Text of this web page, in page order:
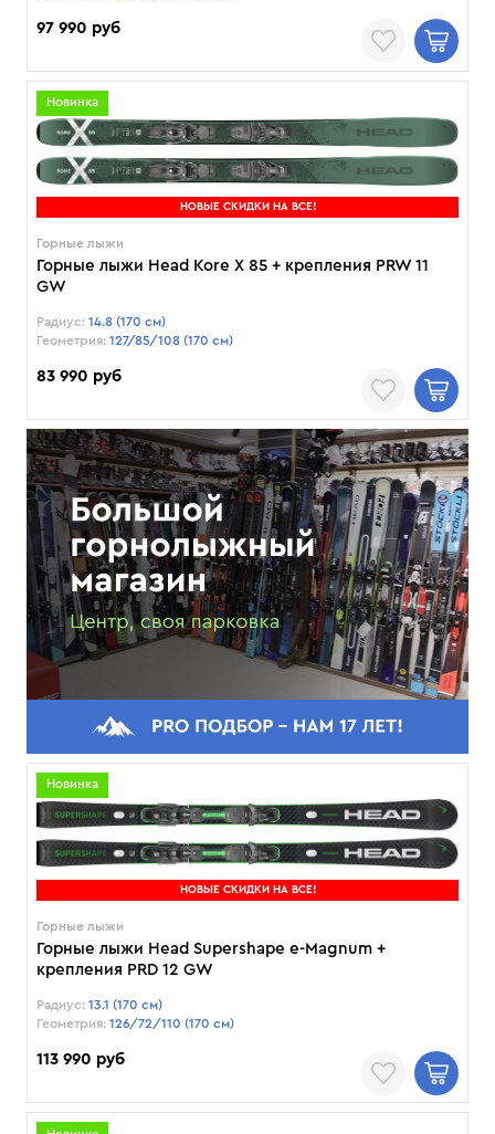
97 990 руб
Новинка
НОВЫЕ СКИДКИ НА ВСЕ!
Горные лыжи
Горные лыжи Head Kore X 85 + крепления PRW 11
GW
Радиус: 14.8 (170 см)
Геометрия: 127/85/108 (170 см)
83 990 руб
Новинка
НОВЫЕ СКИДКИ НА ВСЕ!
Горные лыжи
Горные лыжи Head Supershape e-Magnum +
крепления PRD 12 GW
Радиус: 13.1 (170 см)
Геометрия: 126/72/110 (170 см)
113 990 руб